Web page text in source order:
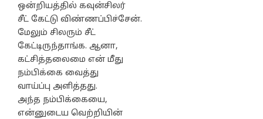
ஒன்றியத்தில் கவுன்சிலர்
சீட் கேட்டு விண்ணப்பிச்சேன்.
மேலும் சிலரும் சீட்
கேட்டிருந்தாங்க. ஆனா,
கட்சித்தலைமை என் மீது
நம்பிக்கை வைத்து
வாய்ப்பு அளித்தது.
அந்த நம்பிக்கையை,
என்னுடைய வெற்றியின்